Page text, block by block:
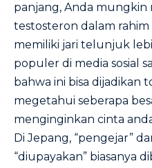
panjang, Anda
testosteron dalam rahim
memiliki jari telunjuk
populer di media sosial
bahwa ini bisa
megetahui seberapa
menginginkan cinta
Di Jepang, “pengejar”
“diupayakan” biasanya